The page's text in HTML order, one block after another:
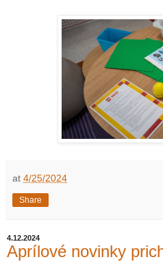
at 4/25/2024
Share
4.12.2024
Aprílové novinky